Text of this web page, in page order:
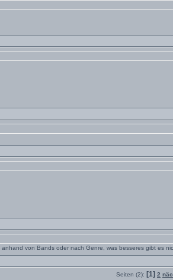
von Bands oder nach Genre, was besseres gibt es
Seiten (2): [1] 2